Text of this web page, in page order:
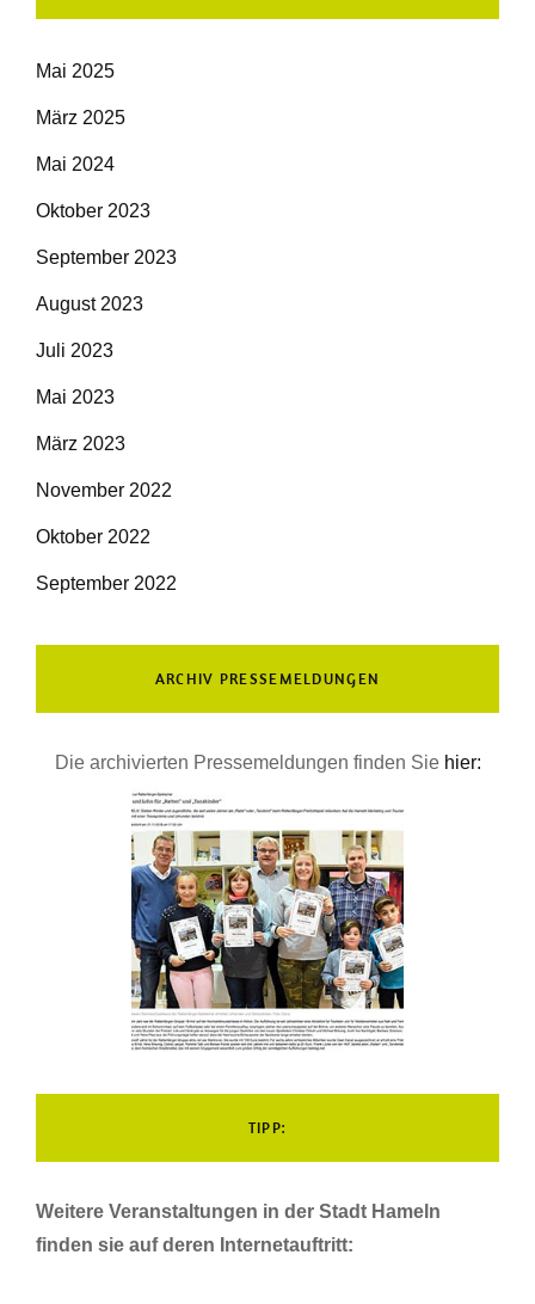
Mai 2025
März 2025
Mai 2024
Oktober 2023
September 2023
August 2023
Juli 2023
Mai 2023
März 2023
November 2022
Oktober 2022
September 2022
ARCHIV PRESSEMELDUNGEN
Die archivierten Pressemeldungen finden Sie hier:
TIPP:
Weitere Veranstaltungen in der Stadt Hameln
finden sie auf deren Internetauftritt: